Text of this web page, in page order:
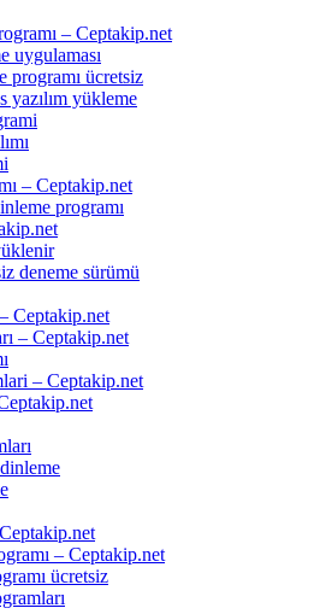
– Ceptakip.net
uygulaması
programı ücretsiz
yazılım yükleme
– Ceptakip.net
programı
deneme sürümü
Ceptakip.net
– Ceptakip.net
– Ceptakip.net
– Ceptakip.net
ücretsiz